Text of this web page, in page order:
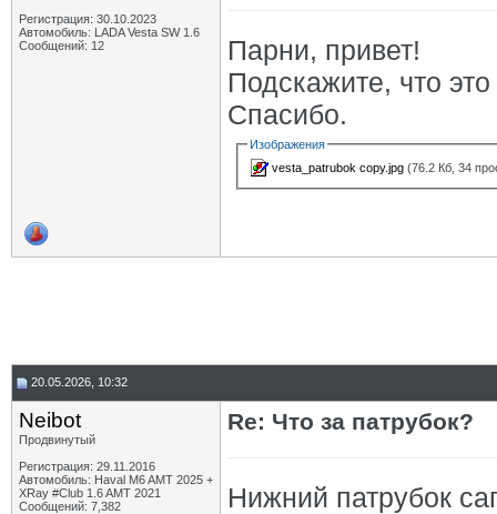
Регистрация: 30.10.2023
Автомобиль: LADA Vesta SW 1.6
Сообщений: 12
Парни, привет!
Подскажите, что
Спасибо.
Изображения
vesta_patrubok copy.jpg (76.2 Кб, 34
20.05.2026, 10:32
Neibot
Продвинутый
Регистрация: 29.11.2016
Автомобиль: Haval M6 AMT 2025 +
XRay #Club 1.6 AMT 2021
Сообщений: 7,382
Re: Что за патрубок?
Нижний патрубок